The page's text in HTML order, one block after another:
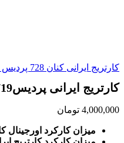
کارتریج ایرانی کنان 728 پردیس
کارتریج ایرانی پردیس719 CANON
4,000,000 تومان
میزان کارکرد اورجینال کارتریج :